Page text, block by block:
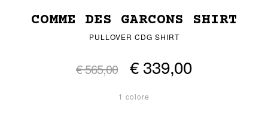
COMME DES GARCONS SHIRT
PULLOVER CDG SHIRT
€ 565,00 € 339,00
1 colore